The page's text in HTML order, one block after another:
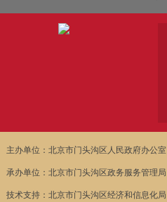
主办单位：北京市门头沟区人民政府办公室
承办单位：北京市门头沟区政务服务管理局
技术支持：北京市门头沟区经济和信息化局